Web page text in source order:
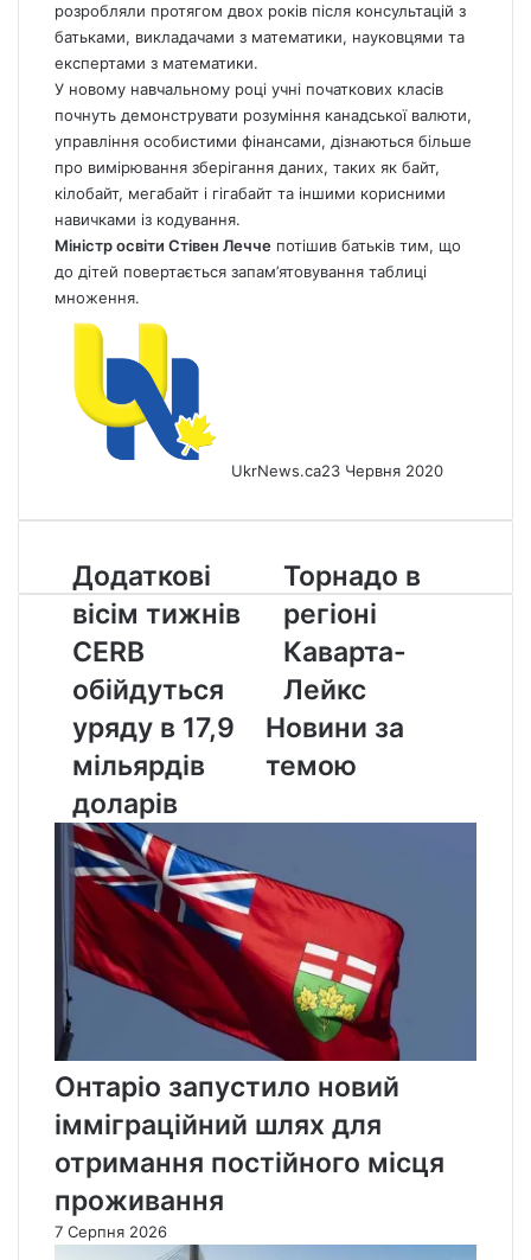
розробляли протягом двох років після консультацій з
батьками, викладачами з математики, науковцями та
експертами з математики.
У новому навчальному році учні початкових класів
почнуть демонструвати розуміння канадської валюти,
управління особистими фінансами, дізнаються більше
про вимірювання зберігання даних, таких як байт,
кілобайт, мегабайт і гігабайт та іншими корисними
навичками із кодування.
Міністр освіти Стівен Лечче потішив батьків тим, що
до дітей повертається запам’ятовування таблиці
множення.
UkrNews.ca23 Червня 2020
Додаткові
вісім
тижнів
CERB
обійдуться
уряду
17,9
мільярдів
Додаткові
вісім тижнів
CERB
обійдуться
уряду в 17,9
мільярдів
доларів
Торнадо
в
регіоні
Каварта-
Лейкс
Торнадо в
регіоні
Каварта-
Лейкс
Новини за
темою
Онтаріо запустило новий
імміграційний шлях для
отримання постійного місця
проживання
7 Серпня 2026